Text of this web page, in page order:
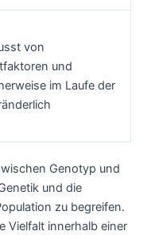
von
und
im Laufe der
Genotyp und
und die
zu begreifen.
Vielfalt innerhalb einer